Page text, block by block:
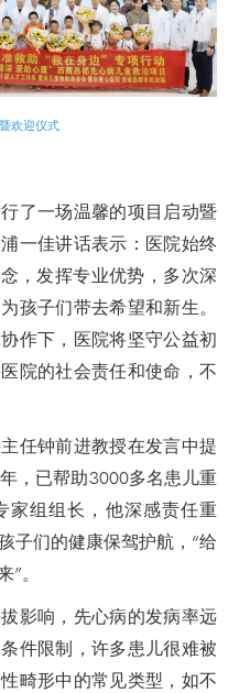
欢迎仪式
了一场温馨的项目启动暨
一佳讲话表示：医院始终
，发挥专业优势，多次深
孩子们带去希望和新生。
作下，医院将坚守公益初
院的社会责任和使命，不
任钟前进教授在发言中提
，已帮助3000多名患儿重
家组组长，他深感责任重
子们的健康保驾护航，“给
。
影响，先心病的发病率远
件限制，许多患儿很难被
畸形中的常见类型，如不